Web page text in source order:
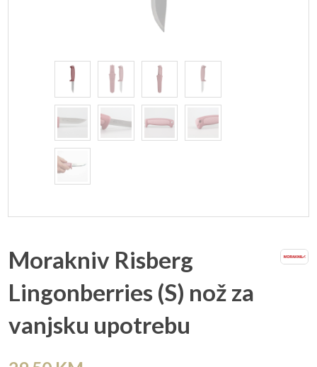
Morakniv Risberg
Lingonberries (S) nož za
vanjsku upotrebu